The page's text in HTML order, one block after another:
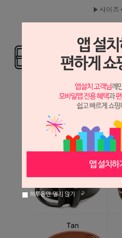
하루동안 열지 않기